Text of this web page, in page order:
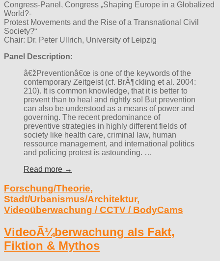
Congress-Panel, Congress „Shaping Europe in a Globalized
World?-
Protest Movements and the Rise of a Transnational Civil
Society?“
Chair: Dr. Peter Ullrich, University of Leipzig
Panel Description:
â€žPreventionâ€œ is one of the keywords of the
contemporary Zeitgeist (cf. BrÃ¶ckling et al. 2004:
210). It is common knowledge, that it is better to
prevent than to heal and rightly so! But prevention
can also be understood as a means of power and
governing. The recent predominance of
preventive strategies in highly different fields of
society like health care, criminal law, human
ressource management, and international politics
and policing protest is astounding. …
Read more →
Forschung/Theorie,
Stadt/Urbanismus/Architektur,
Videoüberwachung / CCTV / BodyCams
VideoÃ¼berwachung als Fakt,
Fiktion & Mythos